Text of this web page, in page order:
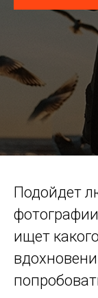
Подойдет
ищет